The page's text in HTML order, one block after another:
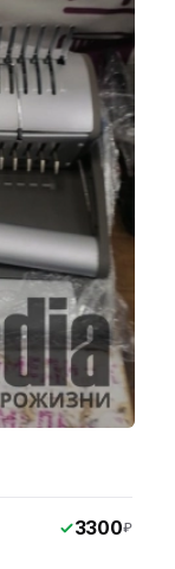
3300₽